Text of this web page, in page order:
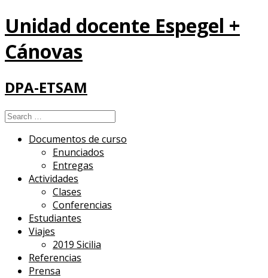
Unidad docente Espegel +
Cánovas
DPA-ETSAM
Search
Documentos de curso
Enunciados
Entregas
Actividades
Clases
Conferencias
Estudiantes
Viajes
2019 Sicilia
Referencias
Prensa